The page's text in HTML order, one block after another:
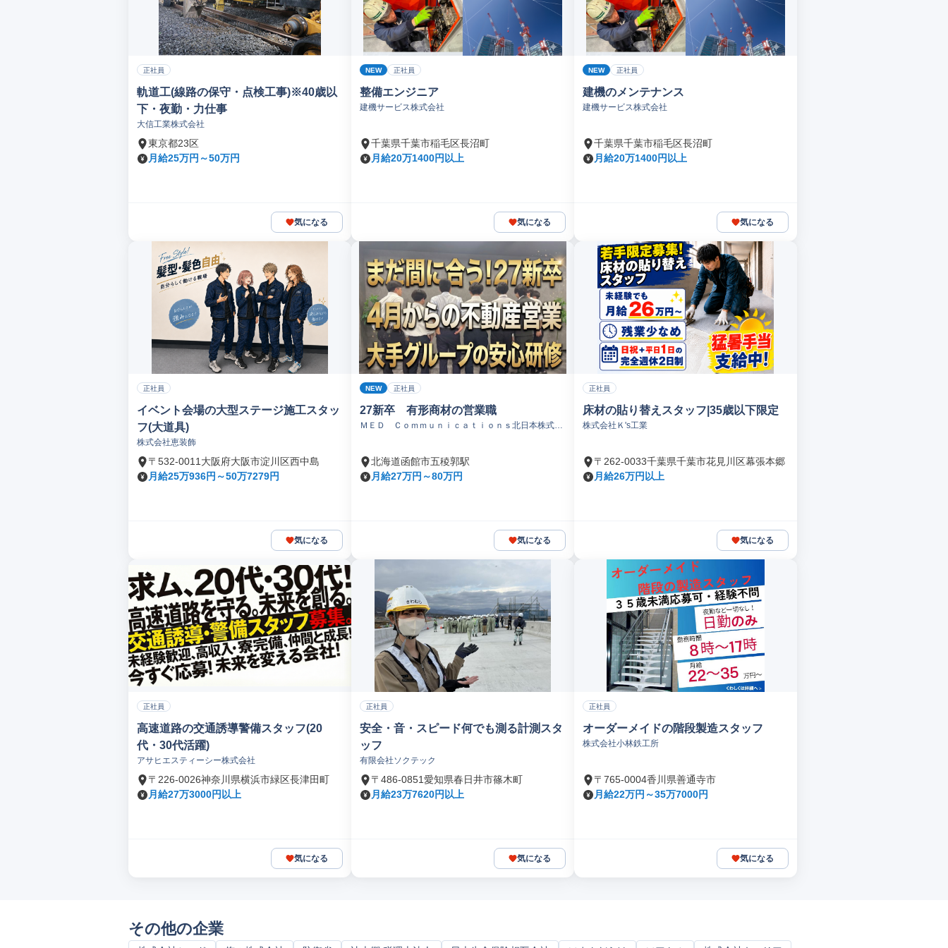
正社員
軌道工(線路の保守・点検工事)※40歳以
下・夜勤・力仕事
大信工業株式会社
東京都23区
月給25万円～50万円
気になる
NEW 正社員
整備エンジニア
建機サービス株式会社
千葉県千葉市稲毛区長沼町
月給20万1400円以上
気になる
NEW 正社員
建機のメンテナンス
建機サービス株式会社
千葉県千葉市稲毛区長沼町
月給20万1400円以上
気になる
正社員
イベント会場の大型ステージ施工スタッ
フ(大道具)
株式会社恵装飾
〒532-0011大阪府大阪市淀川区西中島
月給25万936円～50万7279円
気になる
NEW 正社員
27新卒 有形商材の営業職
ＭＥＤ Ｃｏｍｍｕｎｉｃａｔｉｏｎｓ北日本株式会
北海道函館市五稜郭駅
月給27万円～80万円
気になる
正社員
床材の貼り替えスタッフ|35歳以下限定
株式会社Ｋ's工業
〒262-0033千葉県千葉市花見川区幕張本郷
月給26万円以上
気になる
正社員
高速道路の交通誘導警備スタッフ(20
代・30代活躍)
アサヒエスティーシー株式会社
〒226-0026神奈川県横浜市緑区長津田町
月給27万3000円以上
気になる
正社員
安全・音・スピード何でも測る計測スタ
ッフ
有限会社ソクテック
〒486-0851愛知県春日井市篠木町
月給23万7620円以上
気になる
正社員
オーダーメイドの階段製造スタッフ
株式会社小林鉄工所
〒765-0004香川県善通寺市
月給22万円～35万7000円
気になる
その他の企業